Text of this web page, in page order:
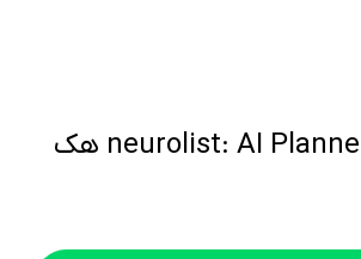
neurolist: AI Planner for ADHD هک